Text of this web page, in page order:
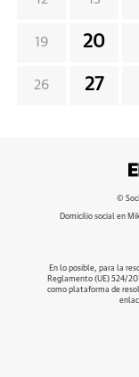
19 20
26 27
©
Domicilio social en
En lo posible, para la
Reglamento (UE) 524/
como plataforma de